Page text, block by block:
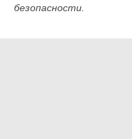
безопасности.